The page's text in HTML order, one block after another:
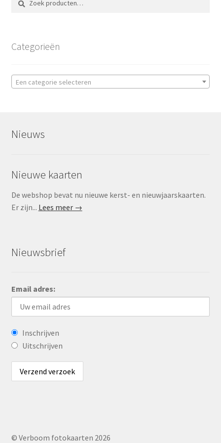
naar:
Categorieën
Een categorie selecteren
Nieuws
Nieuwe kaarten
De webshop bevat nu nieuwe kerst- en nieuwjaarskaarten.
Er zijn... Lees meer →
Nieuwsbrief
Email adres:
Inschrijven
Uitschrijven
© Verboom fotokaarten 2026